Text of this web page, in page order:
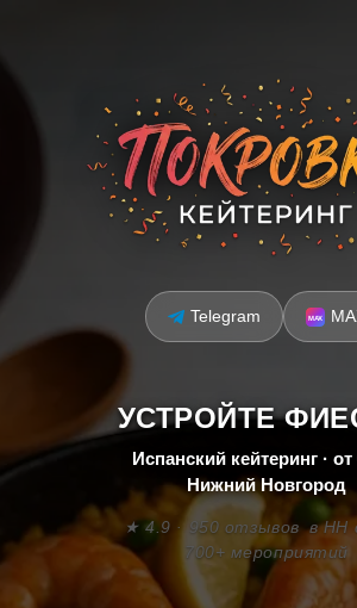
Telegram
УСТРОЙТЕ
Испанский кейтеринг · от
Нижний Новгород
★ 4.9 · 950 отзывов в НН
700+ мероприятий